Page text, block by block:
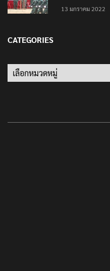
13 มกราคม 2022
CATEGORIES
Categories